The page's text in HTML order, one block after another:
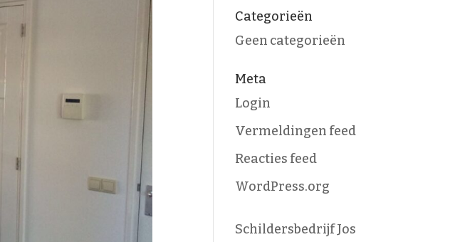
Categorieën
Geen categorieën
Meta
Login
Vermeldingen feed
Reacties feed
WordPress.org
Schildersbedrijf Jos